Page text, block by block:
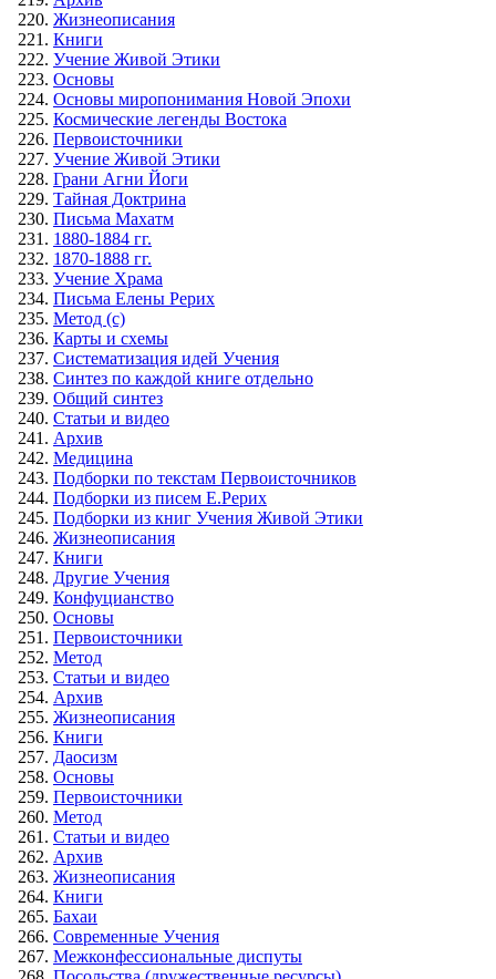
Жизнеописания
Книги
Учение Живой Этики
Основы
Основы миропонимания Новой Эпохи
Космические легенды Востока
Первоисточники
Учение Живой Этики
Грани Агни Йоги
Тайная Доктрина
Письма Махатм
1880-1884 гг.
1870-1888 гг.
Учение Храма
Письма Елены Рерих
Метод (с)
Карты и схемы
Систематизация идей Учения
Синтез по каждой книге отдельно
Общий синтез
Статьи и видео
Архив
Медицина
Подборки по текстам Первоисточников
Подборки из писем Е.Рерих
Подборки из книг Учения Живой Этики
Жизнеописания
Книги
Другие Учения
Конфуцианство
Основы
Первоисточники
Метод
Статьи и видео
Архив
Жизнеописания
Книги
Даосизм
Основы
Первоисточники
Метод
Статьи и видео
Архив
Жизнеописания
Книги
Бахаи
Современные Учения
Межконфессиональные диспуты